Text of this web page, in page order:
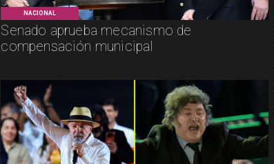
NACIONAL
Senado aprueba mecanismo de
compensación municipal